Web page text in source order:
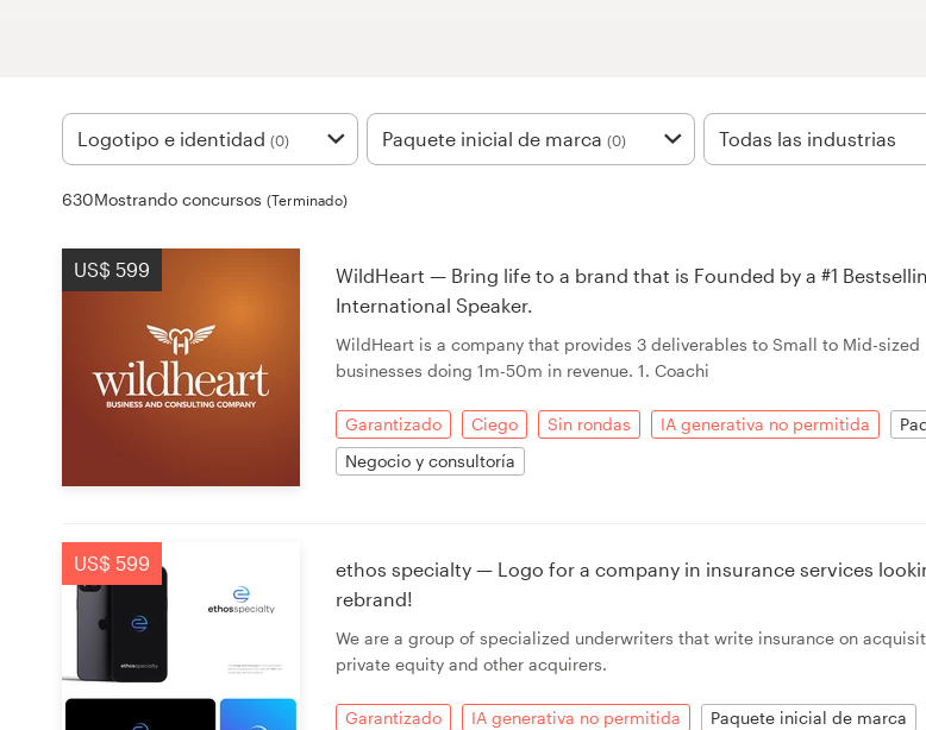
Logotipo e identidad (0) Paquete inicial de marca (0) Todas las industrias
630Mostrando concursos (Terminado)
US$ 599
WildHeart — Bring life to a brand that is Founded by a #1
International Speaker.
WildHeart is a company that provides 3 deliverables to Small to Mid-sized
businesses doing 1m-50m in revenue. 1. Coachi
Garantizado Ciego Sin rondas IA generativa no permitida
Negocio y consultoría
US$ 599
ethos specialty — Logo for a company in insurance services
rebrand!
We are a group of specialized underwriters that write insurance on
private equity and other acquirers.
Garantizado IA generativa no permitida Paquete inicial de marca
Diseño de logotipo
Tarjeta de presentación
Diseño de páginas web
+1 877 513 9415